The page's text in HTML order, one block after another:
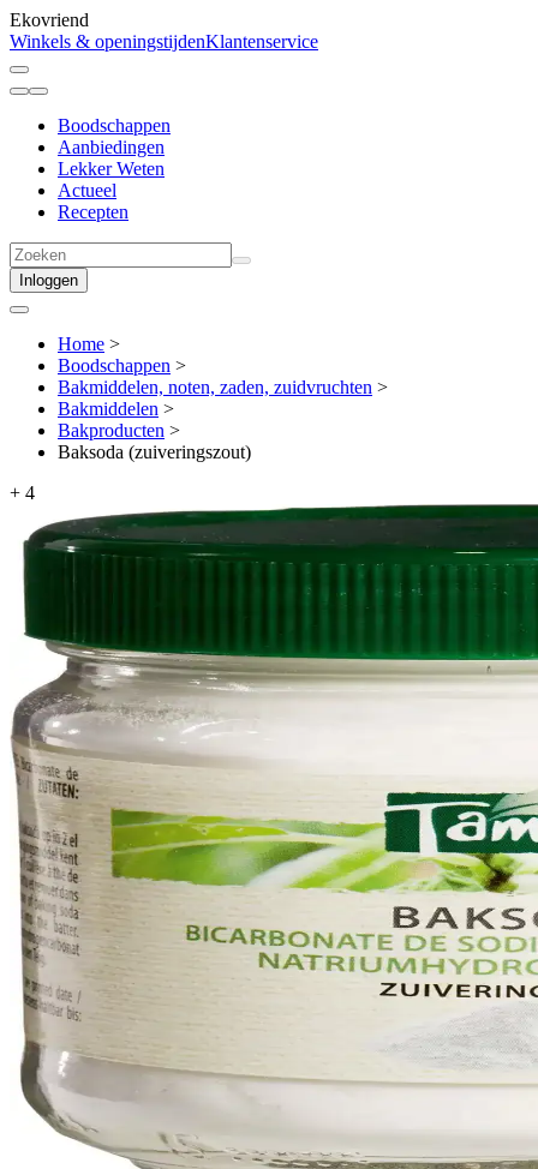
Ekovriend
Winkels & openingstijdenKlantenservice
Boodschappen
Aanbiedingen
Lekker Weten
Actueel
Recepten
Inloggen
Home >
Boodschappen >
Bakmiddelen, noten, zaden, zuidvruchten >
Bakmiddelen >
Bakproducten >
Baksoda (zuiveringszout)
+ 4